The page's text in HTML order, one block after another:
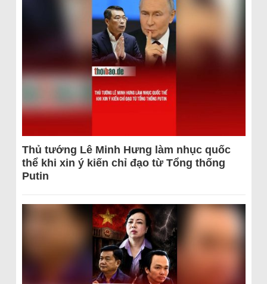
Thủ tướng Lê Minh Hưng làm nhục quốc
thể khi xin ý kiến chỉ đạo từ Tổng thống
Putin